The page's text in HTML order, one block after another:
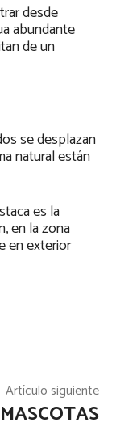
desde
abundante
de un
se desplazan
natural están
es la
en la zona
en exterior
Artículo siguiente